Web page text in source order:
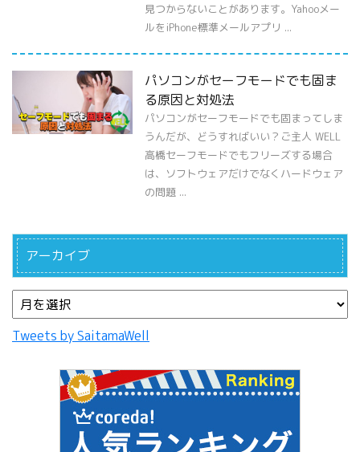
見つからないことがあります。Yahooメー
ルをiPhone標準メールアプリ ...
パソコンがセーフモードでも固ま
る原因と対処法
パソコンがセーフモードでも固まってしま
うんだが、どうすればいい？ご主人 WELL
高橋セーフモードでもフリーズする場合
は、ソフトウェアだけでなくハードウェア
の問題 ...
アーカイブ
Tweets by SaitamaWell